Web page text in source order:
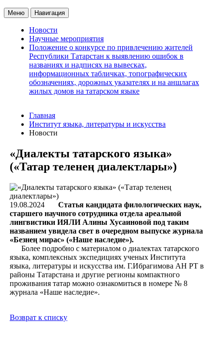
Меню Навигация
Новости
Научные мероприятия
Положение о конкурсе по привлечению жителей
Республики Татарстан к выявлению ошибок в
названиях и надписях на вывесках,
информационных табличках, топографических
обозначениях, дорожных указателях и на аншлагах
жилых домов на татарском языке
Главная
Институт языка, литературы и искусства
Новости
«Диалекты татарского языка»
(«Татар теленең диалектлары»)
19.08.2024
Статья кандидата филологических наук,
старшего научного сотрудника отдела ареальной
лингвистики ИЯЛИ Алины Хусаиновой под таким
названием увидела свет в очередном выпуске журнала
«Безнең мирас» («Наше наследие»).
Более подробно с материалом о диалектах татарского
языка, комплексных экспедициях ученых Института
языка, литературы и искусства им. Г.Ибрагимова АН РТ в
районы Татарстана и другие регионы компактного
проживания татар можно ознакомиться в номере № 8
журнала «Наше наследие».
Возврат к списку